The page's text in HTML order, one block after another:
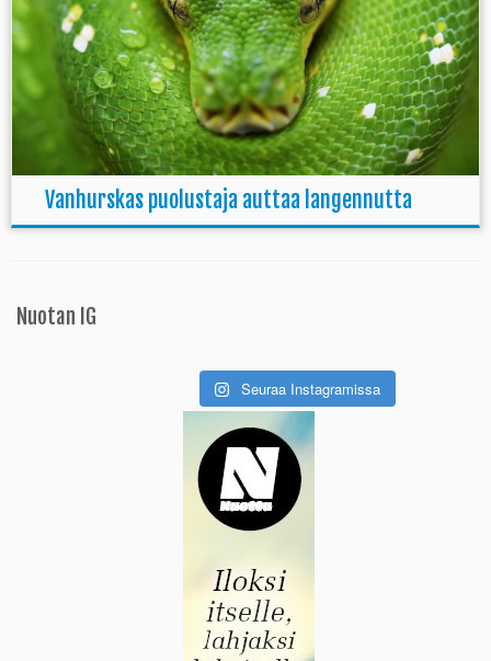
Vanhurskas puolustaja auttaa langennutta
Nuotan IG
Seuraa Instagramissa